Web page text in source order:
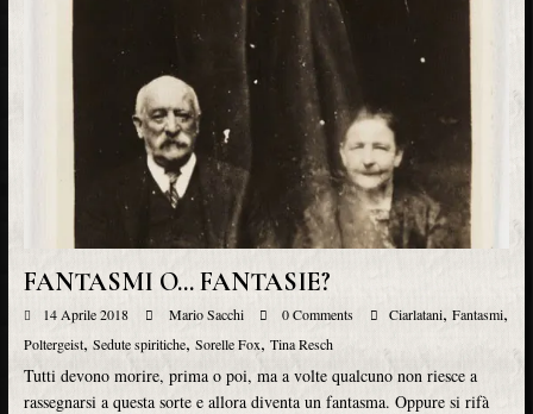
FANTASMI O… FANTASIE?
14 Aprile 2018 Mario Sacchi 0 Comments Ciarlatani, Fantasmi,
Poltergeist, Sedute spiritiche, Sorelle Fox, Tina Resch
Tutti devono morire, prima o poi, ma a volte qualcuno non riesce a
rassegnarsi a questa sorte e allora diventa un fantasma. Oppure si rifà